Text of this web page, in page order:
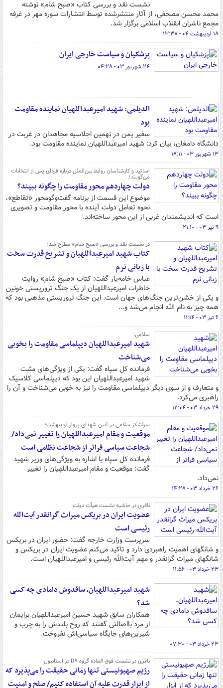
نشست نقد و بررسی کتاب «صبح شام» نوشته
محمد محسن مصحفی، از آثار منتشرشده توسط انتشارات سوره مهر در غرفه
مجمع ناشران انقلاب اسلامی برگزار شد.
۱۸ اردیبهشت ۰۴ - ۱۳:۳۷
پزشکیان و سیاست خارجی ایران
۲۴ شهریور ۰۳ - ۰۴:۲۸
الدیلمی: شهید امیرعبداللهیان نماینده مقاومت
بود
سفیر یمن در نهمین اجلاسیه مجاهدان در غربت در
دانشگاه دامغان، بیان کرد: شهید امیرعبداللهیان نماینده مقاومت بود.
۱۳ شهریور ۰۳ - ۱۸:۱۱
اساتید و کارشناسان روابط بین‌الملل درباره فردای پس از انتخابات
می‌گویند/
دولت چهاردهم محور مقاومت را چگونه ببیند؟
موضوع این قسمت از برنامه گفت‌وگومحور «تقاطع»،
نحوه تعامل دولت آینده با محور مقاومت و تصویری
است که اندیشمندان غربی از این محور ساخته‌اند.
۹ تیر ۰۳ - ۲۱:۱۰
در نشست نقد و بررسی «صبح شام» مطرح شد؛
کتاب شهید امیرعبداللهیان و تشریح قدرت سخت
با زبانی نرم
عباس خامه‌یار گفت: کتاب «صبح شام» روایت
خاطرات امیرعبداللهیان از یک جنگ تروریستی خونین
و یکی از خشن‌ترین جنگ‌های جهان است. این جنگ تروریستی مذهبی بود که
همه چیز به نام الله انجام می‌شد و...
۶ تیر ۰۳ - ۱۱:۱۴
سلامی:
شهید امیرعبداللهیان دیپلماسی مقاومت را بخوبی
می‌شناخت
فرمانده کل سپاه گفت: یکی از ویژگی‌های مثبت
شهید امیرعبداللهیان این بود که دیپلماسی کلاسیک
و متعارف و از سوی دیگر دیپلماسی مقاومت را نیز به خوبی می‌شناخت و آن را
راهبری می‌کرد.
۲۹ خرداد ۰۳ - ۱۲:۰۴
سرلشکر سلامی در آیین شهدای پرواز اردیبهشت؛
موقعیت و مقام امیرعبداللهیان را تغییر نمی‌‎داد/
شجاعت سیاسی فراتر از شجاعت نظامی است
فرمانده کل سپاه با اشاره به ویژگی‌های وزیر شهید
گفت: موقعیت و مقام امیرعبداللهیان را تغییر
نمی‌‎داد.
۲۶ خرداد ۰۳ - ۱۴:۲۸
باقری در حاشیه نشست هیأت دولت:
عضویت ایران در بریکس میراث گرانقدر آیت‌الله
رئیسی است
سرپرست وزارت خارجه گفت: حضور ایران در بریکس
و شانگهای اهمیت راهبردی دارد و تاکید می‌کنم عضویت ایران در بریکس و
شانگهای میراث گرانقدر و مهم آیت‌الله رئیسی و امیرعبداللهیان است.
۲۳ خرداد ۰۳ - ۱۱:۵۶
شهید امیرعبداللهیان، ساقدوش دامادی چه کسی
شد؟
همکاران سابق شهید حسین امیرعبداللهیان برایمان
از مرد بااصالتی گفتند که روح بلندش را به چرب و
شیرین‌های جایگاه سیاسی‌اش نفروخت.
۲۳ خرداد ۰۳ - ۰۷:۳۰
باقری در نشست فوق العاده گروه D۸ در استانبول:
رژیم صهیونیستی تنها زمانی حقیقت را می‌پذیرد که
از ابزار قدرت علیه آن استفاده کنیم/ صلح و امنیت